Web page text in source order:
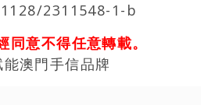
2311548-1-b
同意不得任意轉載。
澳門手信品牌